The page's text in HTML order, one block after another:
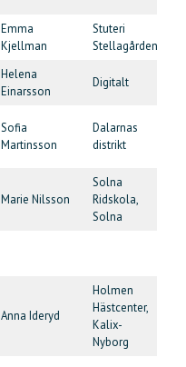
Emma
Kjellman
Stuteri
Stellagården
Helena
Einarsson
Digitalt
Sofia
Martinsson
Dalarnas
distrikt
Marie Nilsson
Solna
Ridskola,
Solna
Anna Ideryd
Holmen
Hästcenter,
Kalix-
Nyborg